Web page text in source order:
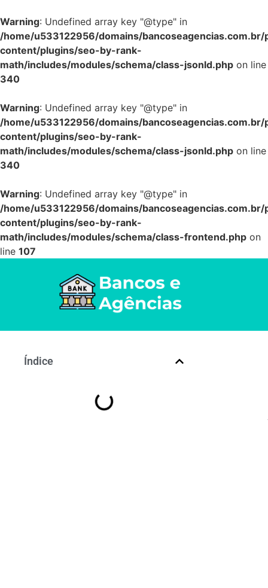
Warning: Undefined array key "@type" in
/home/u533122956/domains/
content/plugins/seo-by-rank-
math/includes/modules/schema/class-jsonld.php on line
340
Warning: Undefined array key "@type" in
/home/u533122956/domains/
content/plugins/seo-by-rank-
math/includes/modules/schema/class-jsonld.php on line
340
Warning: Undefined array key "@type" in
/home/u533122956/domains/
content/plugins/seo-by-rank-
math/includes/modules/schema/class-frontend.php on
line 107
Índice